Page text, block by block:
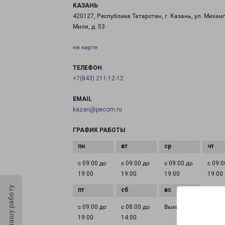
КАЗАНЬ
420127, Республика Татарстан, г. Казань, ул.
Миля, д. 53
на карте
ТЕЛЕФОН
+7(843) 211-12-12
EMAIL
kazan@pecom.ru
ГРАФИК РАБОТЫ
с 09:00 до
19:00
с 09:00 до
19:00
с 09:00 до
19:00
с
19:00
с 09:00 до
19:00
с 08:00 до
14:00
Выходной